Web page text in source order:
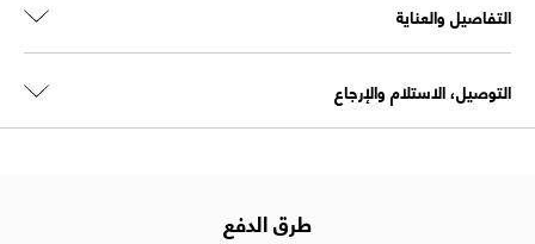
التفاصيل والعناية
التوصيل، الاستلام والإرجاع
طرق الدفع